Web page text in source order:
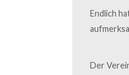
Endlich
Der